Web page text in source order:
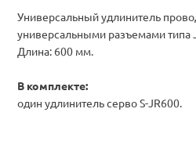
Универсальный удлинитель
универсальными разъемами типа
Длина: 600 мм.
В комплекте:
один удлинитель серво S-JR600.